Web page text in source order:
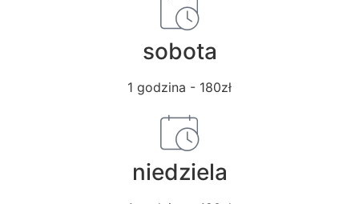
sobota
1 godzina - 180zł
niedziela